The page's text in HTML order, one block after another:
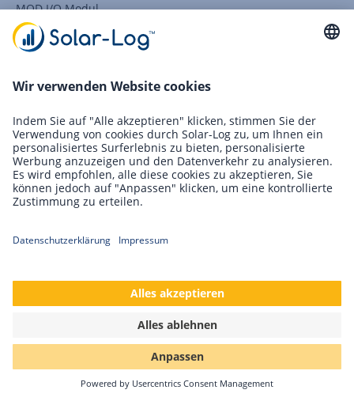
MOD I/O Modul
Transparente Kostenstruktur
wirklich benötigen.
Einfache Implementierung von neuen Funktionen und
Anpassungen (z.B. bei Anpassungen durch normative
Änderungen).
Einfach
Simple Installation durch Hutschienenmontage.
Anschluss via Plug and Play über eine Busverbinder am
In der aktuellen Version steht nur die PM+ Funktion
(Anschluss an einem Rundsteuerempfänger) zur Verfügung.
Weitere Funktionen (Relais, Alarm usw.) werden in Zukunft
durch Firmwareupdates im Base Modul zur Verfügung
stehen. Solar-Log™ I/O Schnittstellen Modul